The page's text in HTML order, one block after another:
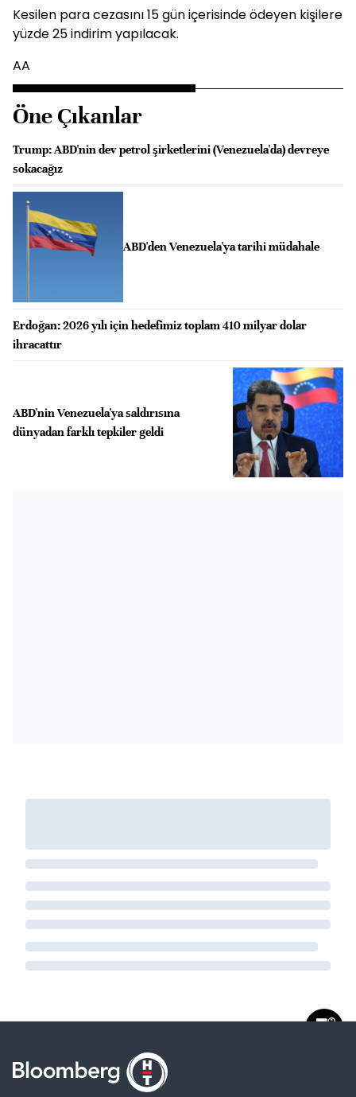
Kesilen para cezasını 15 gün içerisinde ödeyen kişilere
yüzde 25 indirim yapılacak.
AA
Öne Çıkanlar
Trump: ABD'nin dev petrol şirketlerini (Venezuela'da) devreye
sokacağız
ABD'den Venezuela'ya tarihi müdahale
Erdoğan: 2026 yılı için hedefimiz toplam 410 milyar dolar
ihracattır
ABD'nin Venezuela'ya saldırısına
dünyadan farklı tepkiler geldi